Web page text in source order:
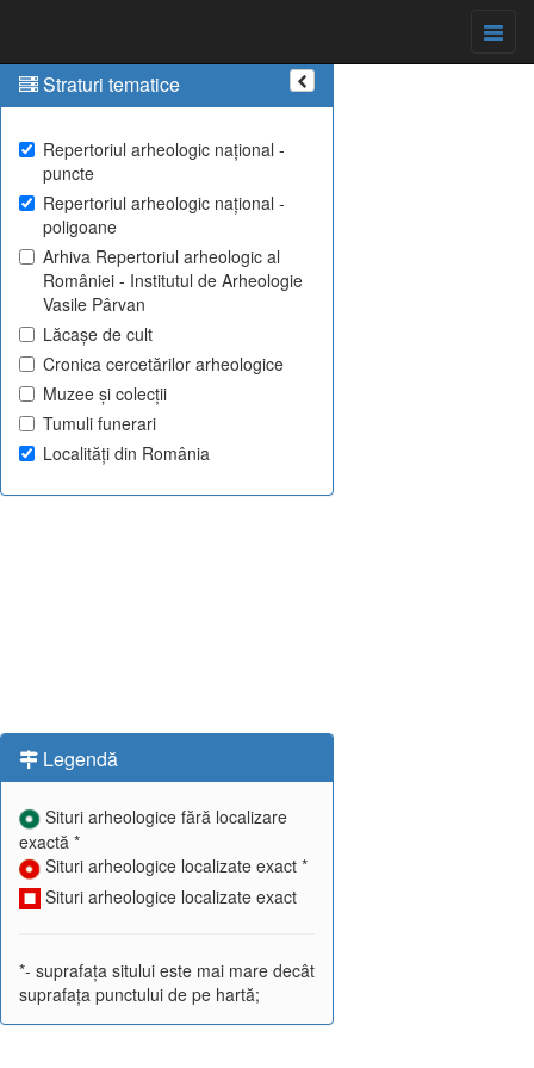
Straturi tematice
Repertoriul arheologic național -
puncte
Repertoriul arheologic național -
poligoane
Arhiva Repertoriul arheologic al
României - Institutul de Arheologie
Vasile Pârvan
Lăcașe de cult
Cronica cercetărilor arheologice
Muzee și colecții
Tumuli funerari
Localități din România
Legendă
Situri arheologice fără localizare
exactă *
Situri arheologice localizate exact *
Situri arheologice localizate exact
*- suprafața sitului este mai mare decât
suprafața punctului de pe hartă;